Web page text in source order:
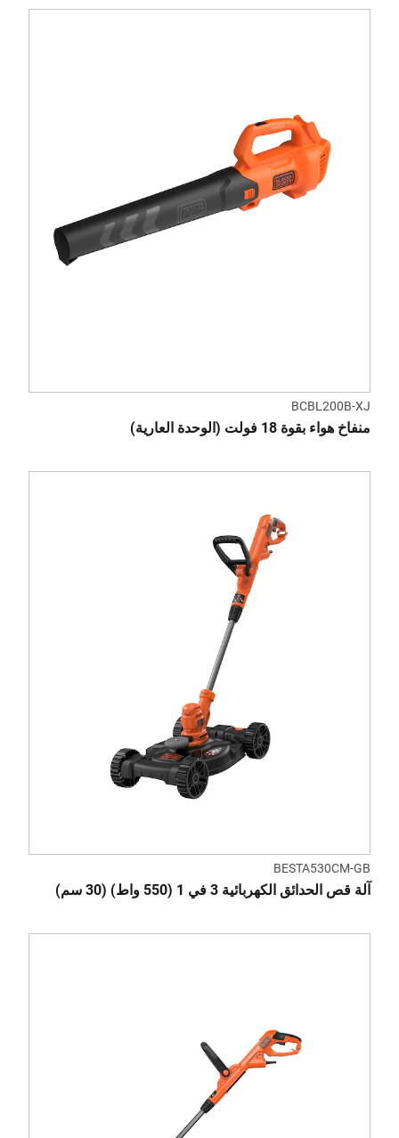
BCBL200B-XJ
منفاخ هواء بقوة 18 فولت (الوحدة العارية)
BESTA530CM-GB
آلة قص الحدائق الكهربائية 3 في 1 (550 واط) (30 سم)